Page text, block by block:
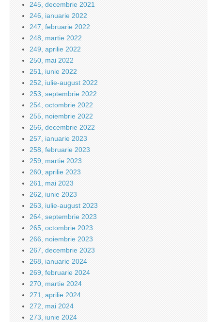
245, decembrie 2021
246, ianuarie 2022
247, februarie 2022
248, martie 2022
249, aprilie 2022
250, mai 2022
251, iunie 2022
252, iulie-august 2022
253, septembrie 2022
254, octombrie 2022
255, noiembrie 2022
256, decembrie 2022
257, ianuarie 2023
258, februarie 2023
259, martie 2023
260, aprilie 2023
261, mai 2023
262, iunie 2023
263, iulie-august 2023
264, septembrie 2023
265, octombrie 2023
266, noiembrie 2023
267, decembrie 2023
268, ianuarie 2024
269, februarie 2024
270, martie 2024
271, aprilie 2024
272, mai 2024
273, iunie 2024